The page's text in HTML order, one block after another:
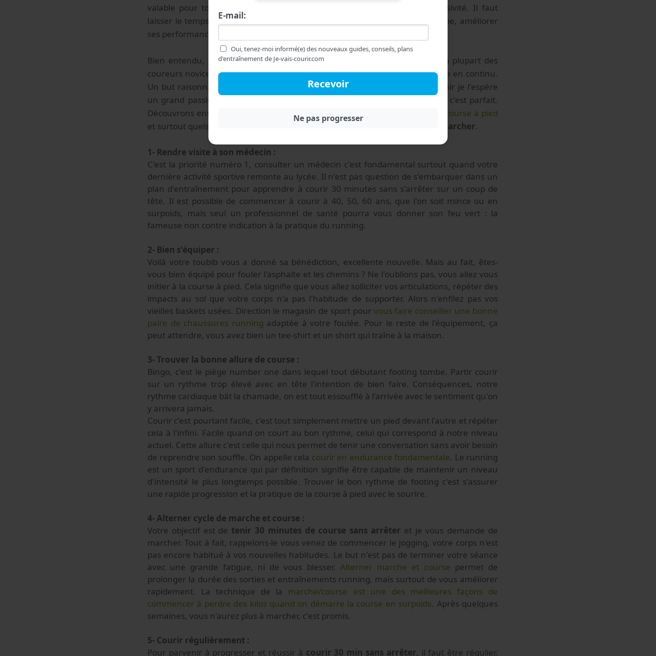
E-mail:
Oui, tenez-moi informé(e) des nouveaux guides, conseils, plans
d'entraînement de Je-vais-courir.com
valable pour toute discipline sportive, le secret du succès c'est la progressivité. Il faut
laisser le temps à notre organisme d'assimiler nos efforts de sportif en herbe, améliorer
ses performances en course à pied se fait progressivement.
Bien entendu, il faut se fixer un objectif ! Souvent le premier palier que la plupart des
coureurs novices se fixent c'est de franchir le cap de la demi-heure de course en continu.
Un but raisonnable, atteignable et qui vous permettra sans doute de devenir je l'espère
un grand passionné de running. Si c'est l'idée que vous avez en tête alors c'est parfait.
Découvrons ensemble quelles sont les
erreurs à éviter quand on débute la course à pied
et surtout quels sont les conseils et astuces pour savoir
courir 30 min sans marcher.
1- Rendre visite à son médecin :
C'est la priorité numéro 1, consulter un médecin c'est fondamental surtout quand votre
dernière activité sportive remonte au lycée. Il n'est pas question de s'embarquer dans un
plan d'entraînement pour apprendre à courir 30 minutes sans s'arrêter sur un coup de
tête. Il est possible de commencer à courir à 40, 50, 60 ans, que l'on soit mince ou en
surpoids, mais seul un professionnel de santé pourra vous donner son feu vert : la
fameuse non contre indication à la pratique du running.
2- Bien s'équiper :
Voilà votre toubib vous a donné sa bénédiction, excellente nouvelle. Mais au fait, êtes-
vous bien équipé pour fouler l'asphalte et les chemins ? Ne l'oublions pas, vous allez vous
initier à la course à pied. Cela signifie que vous allez solliciter vos articulations, répéter des
impacts au sol que votre corps n'a pas l'habitude de supporter. Alors n'enfilez pas vos
vieilles baskets usées. Direction le magasin de sport pour vous faire conseiller une bonne
paire de chaussures running adaptée à votre foulée. Pour le reste de l'équipement, ça
peut attendre, vous avez bien un tee-shirt et un short qui traîne à la maison.
3- Trouver la bonne allure de course :
Bingo, c'est le piège number one dans lequel tout débutant footing tombe. Partir courir
sur un rythme trop élevé avec en tête l'intention de bien faire. Conséquences, notre
rythme cardiaque bât la chamade, on est tout essoufflé à l'arrivée avec le sentiment qu'on
y arrivera jamais.
Courir c'est pourtant facile, c'est tout simplement mettre un pied devant l'autre et répéter
cela à l'infini. Facile quand on court au bon rythme, celui qui correspond à notre niveau
actuel. Cette allure c'est celle qui nous permet de tenir une conversation sans avoir besoin
de reprendre son souffle. On appelle cela courir en endurance fondamentale. Le running
est un sport d'endurance qui par définition signifie être capable de maintenir un niveau
d'intensité le plus longtemps possible. Trouver le bon rythme de footing c'est s'assurer
une rapide progression et la pratique de la course à pied avec le sourire.
4- Alterner cycle de marche et course :
Votre objectif est de tenir 30 minutes de course sans arrêter et je vous demande de
marcher. Tout à fait, rappelons-le vous venez de commencer le jogging, votre corps n'est
pas encore habitué à vos nouvelles habitudes. Le but n'est pas de terminer votre séance
avec une grande fatigue, ni de vous blesser. Alterner marche et course permet de
prolonger la durée des sorties et entraînements running, mais surtout de vous améliorer
rapidement. La technique de la marche/course est une des meilleures façons de
commencer à perdre des kilos quand on démarre la course en surpoids. Après quelques
semaines, vous n'aurez plus à marcher, c'est promis.
5- Courir régulièrement :
Pour parvenir à progresser et réussir à courir 30 min sans arrêter, il faut être régulier.